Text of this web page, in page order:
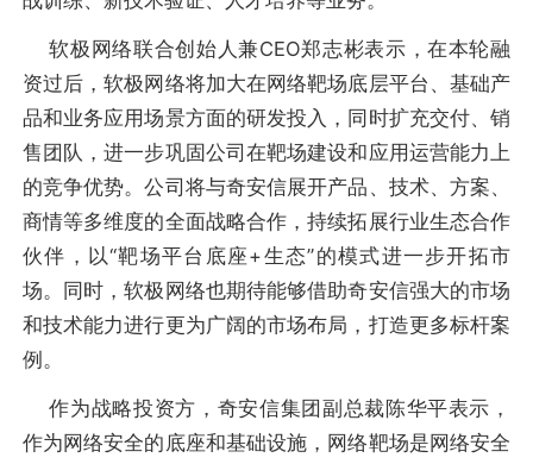
软极网络联合创始人兼CEO郑志彬表示，在本轮融
资过后，软极网络将加大在网络靶场底层平台、基础产
品和业务应用场景方面的研发投入，同时扩充交付、销
售团队，进一步巩固公司在靶场建设和应用运营能力上
的竞争优势。公司将与奇安信展开产品、技术、方案、
商情等多维度的全面战略合作，持续拓展行业生态合作
伙伴，以“靶场平台底座+生态”的模式进一步开拓市
场。同时，软极网络也期待能够借助奇安信强大的市场
和技术能力进行更为广阔的市场布局，打造更多标杆案
例。
作为战略投资方，奇安信集团副总裁陈华平表示，
作为网络安全的底座和基础设施，网络靶场是网络安全